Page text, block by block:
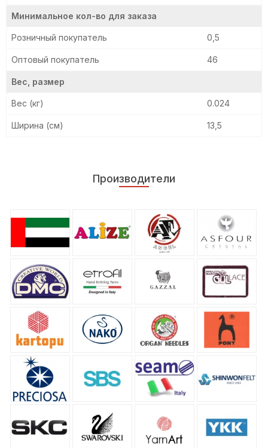
Минимальное кол-во для заказа
Розничный покупатель 0,5
Оптовый покупатель 46
Вес, размер
Вес (кг) 0.024
Ширина (см) 13,5
Производители